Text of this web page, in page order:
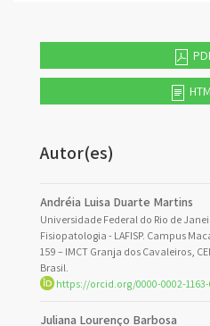
Autor(es)
Andréia Luisa Duarte Martins
Universidade Federal do Rio de
Fisiopatologia - LAFISP. Campus
159 – IMCT Granja dos Cavaleiros,
Brasil.
https://orcid.org/0000-0002-1163-
Juliana Lourenço Barbosa